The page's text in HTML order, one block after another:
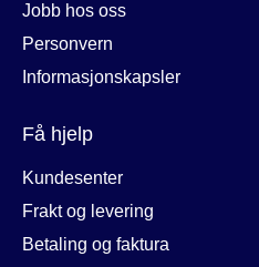
Jobb hos oss
Personvern
Informasjonskapsler
Få hjelp
Kundesenter
Frakt og levering
Betaling og faktura